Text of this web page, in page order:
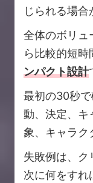
じられる場合
全体のボリュ
ら比較的短
ンパクト設計
最初の30秒
動、決定、キ
象、キャラク
失敗例は、ク
次に何をすれ